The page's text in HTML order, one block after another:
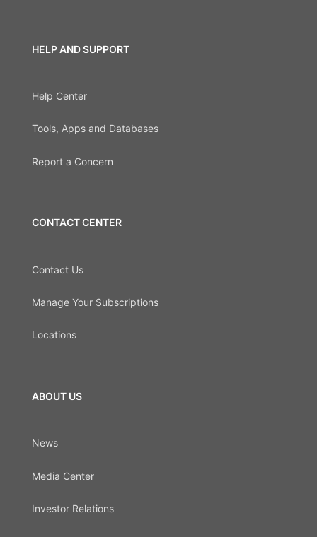
HELP AND SUPPORT
Help Center
Tools, Apps and Databases
Report a Concern
CONTACT CENTER
Contact Us
Manage Your Subscriptions
Locations
ABOUT US
News
Media Center
Investor Relations